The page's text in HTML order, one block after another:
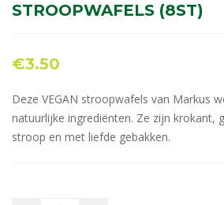
STROOPWAFELS (8ST)
€3.50
Deze VEGAN stroopwafels van Markus
natuurlijke ingrediënten. Ze zijn krokant,
stroop en met liefde gebakken.